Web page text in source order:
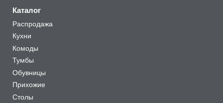
Каталог
Распродажа
Кухни
Комоды
Тумбы
Обувницы
Прихожие
Столы